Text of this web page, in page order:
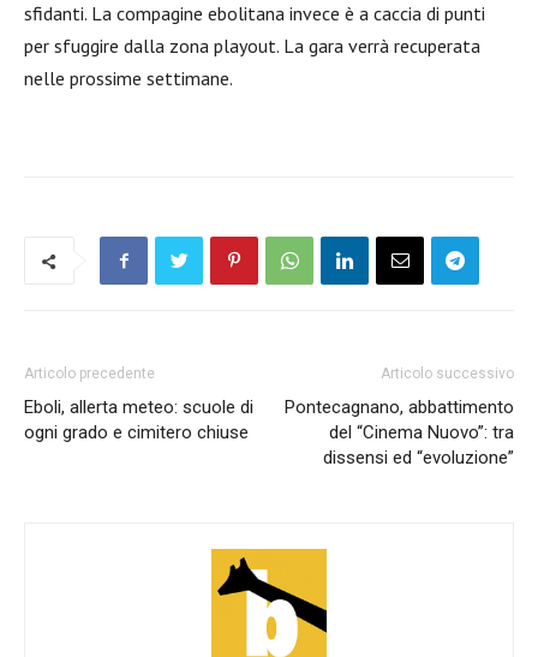
sfidanti. La compagine ebolitana invece è a caccia di punti
per sfuggire dalla zona playout. La gara verrà recuperata
nelle prossime settimane.
Articolo precedente
Eboli, allerta meteo: scuole di
ogni grado e cimitero chiuse
Articolo successivo
Pontecagnano, abbattimento
del “Cinema Nuovo”: tra
dissensi ed “evoluzione”